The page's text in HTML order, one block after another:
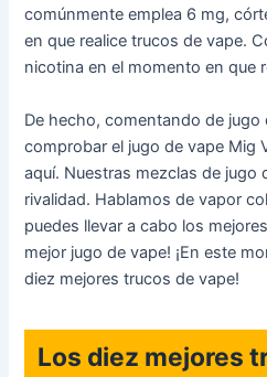
comúnmente emplea 6 mg,
en que realice trucos de vape.
nicotina en el momento en que
De hecho, comentando de jugo
comprobar el jugo de vape Mig
aquí. Nuestras mezclas de jugo
rivalidad. Hablamos de vapor
puedes llevar a cabo los
mejor jugo de vape! ¡En este
diez mejores trucos de vape!
Los diez mejores